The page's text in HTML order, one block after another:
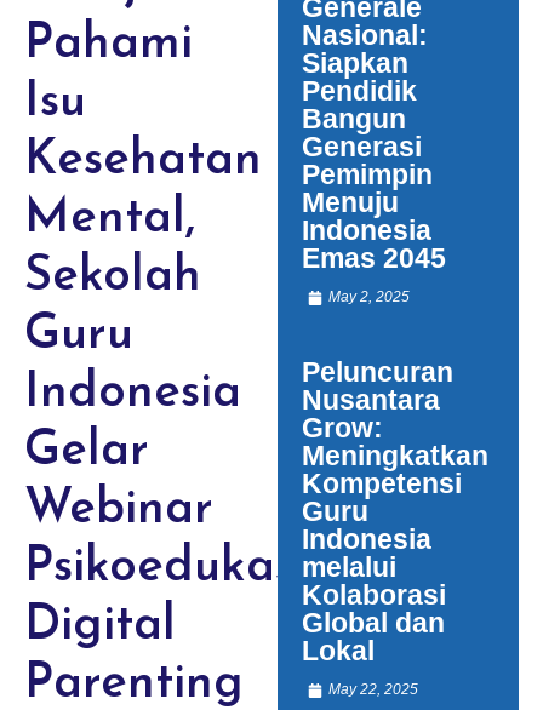
Pahami
Isu
Kesehatan
Mental,
Sekolah
Guru
Indonesia
Gelar
Webinar
Psikoedukasi
Digital
Parenting
Generale
Nasional:
Siapkan
Pendidik
Bangun
Generasi
Pemimpin
Menuju
Indonesia
Emas 2045
May 2, 2025
Peluncuran
Nusantara
Grow:
Meningkatkan
Kompetensi
Guru
Indonesia
melalui
Kolaborasi
Global dan
Lokal
May 22, 2025